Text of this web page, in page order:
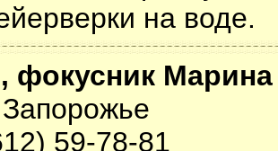
на воде.
фокусник Марина
59-78-81